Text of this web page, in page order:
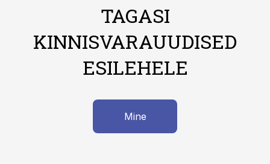
TAGASI
KINNISVARAUUDISED
ESILEHELE
Mine